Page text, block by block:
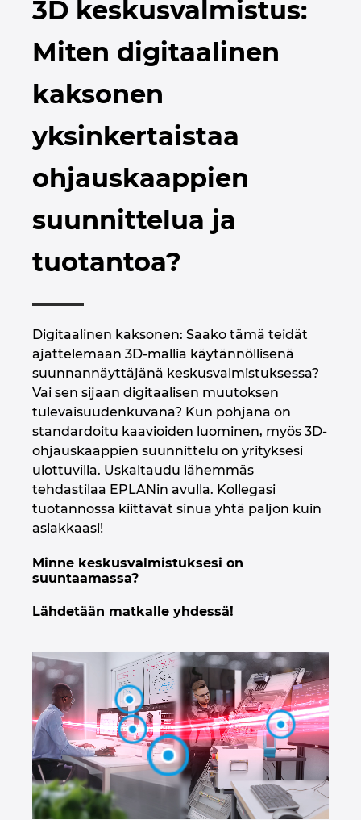
3D keskusvalmistus:
Miten digitaalinen
kaksonen
yksinkertaistaa
ohjauskaappien
suunnittelua ja
tuotantoa?
Digitaalinen kaksonen: Saako tämä teidät
ajattelemaan 3D-mallia käytännöllisenä
suunnannäyttäjänä keskusvalmistuksessa?
Vai sen sijaan digitaalisen muutoksen
tulevaisuudenkuvana? Kun pohjana on
standardoitu kaavioiden luominen, myös 3D-
ohjauskaappien suunnittelu on yrityksesi
ulottuvilla. Uskaltaudu lähemmäs
tehdastilaa EPLANin avulla. Kollegasi
tuotannossa kiittävät sinua yhtä paljon kuin
asiakkaasi!
Minne keskusvalmistuksesi on
suuntaamassa?
Lähdetään matkalle yhdessä!
Asiakasraportit ja kokemukset
EPLAN Education opiskelijoille
EPLAN Collaboration Apps
Brunei
Bulgaria
Chile
Espanja
Etelä-Afrikka
Etelä-Korea
Filippiinit
Intia
Irlanti
Iso-Britannia
Israel
Italia
Japani
Kiina
Kiina Taiwan
Kolumbia
Kreikka